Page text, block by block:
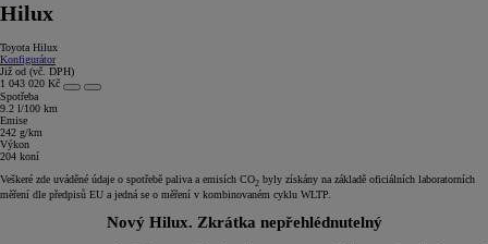
Hilux
Toyota Hilux
Konfigurátor
Již od (vč. DPH)
1 043 020 Kč
Spotřeba
9.2 l/100 km
Emise
242 g/km
Výkon
204 koní
Veškeré zde uváděné údaje o spotřebě paliva a emisích CO2 byly získány na základě oficiálních laboratorních
měření dle předpisů EU a jedná se o měření v kombinovaném cyklu WLTP.
Nový Hilux. Zkrátka nepřehlédnutelný